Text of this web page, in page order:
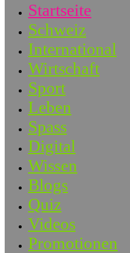
Startseite
Schweiz
International
Wirtschaft
Sport
Leben
Spass
Digital
Wissen
Blogs
Quiz
Videos
Promotionen